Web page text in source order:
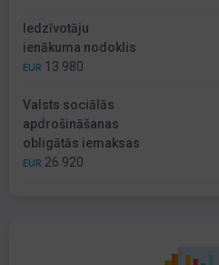
Iedzīvotāju
ienākuma nodoklis
EUR 13 980
Valsts sociālās
apdrošināšanas
obligātās iemaksas
EUR 26 920